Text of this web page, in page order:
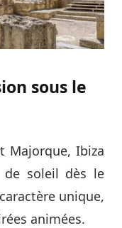
sous le
Majorque, Ibiza
de soleil dès le
unique,
animées.